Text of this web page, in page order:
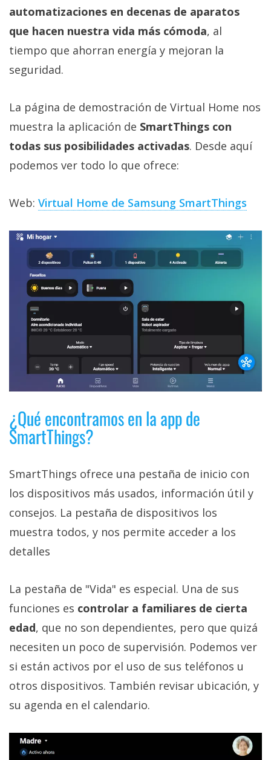
automatizaciones en decenas de aparatos
que hacen nuestra vida más cómoda, al
tiempo que ahorran energía y mejoran la
seguridad.
La página de demostración de Virtual Home nos
muestra la aplicación de SmartThings con
todas sus posibilidades activadas. Desde aquí
podemos ver todo lo que ofrece:
Web: Virtual Home de Samsung SmartThings
¿Qué encontramos en la app de
SmartThings?
SmartThings ofrece una pestaña de inicio con
los dispositivos más usados, información útil y
consejos. La pestaña de dispositivos los
muestra todos, y nos permite acceder a los
detalles
La pestaña de "Vida" es especial. Una de sus
funciones es controlar a familiares de cierta
edad, que no son dependientes, pero que quizá
necesiten un poco de supervisión. Podemos ver
si están activos por el uso de sus teléfonos u
otros dispositivos. También revisar ubicación, y
su agenda en el calendario.